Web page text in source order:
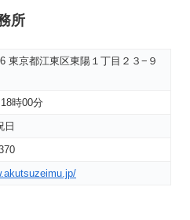
所
東京都江東区東陽１丁目２３−９
時00分
日